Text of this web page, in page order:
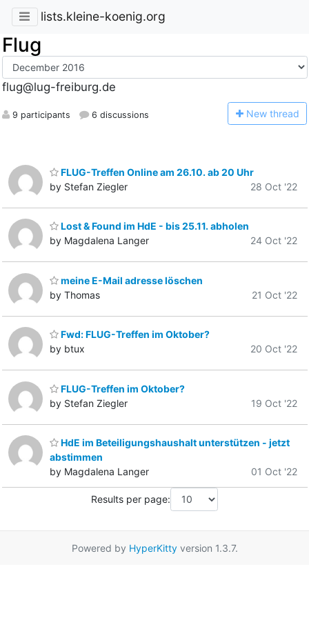
lists.kleine-koenig.org
Flug
flug@lug-freiburg.de
9 participants 6 discussions New thread
FLUG-Treffen Online am 26.10. ab 20 Uhr
by Stefan Ziegler
28 Oct '22
Lost & Found im HdE - bis 25.11. abholen
by Magdalena Langer
24 Oct '22
meine E-Mail adresse löschen
by Thomas
21 Oct '22
Fwd: FLUG-Treffen im Oktober?
by btux
20 Oct '22
FLUG-Treffen im Oktober?
by Stefan Ziegler
19 Oct '22
HdE im Beteiligungshaushalt unterstützen - jetzt
abstimmen
by Magdalena Langer
01 Oct '22
Results per page:
Powered by HyperKittyversion 1.3.7.